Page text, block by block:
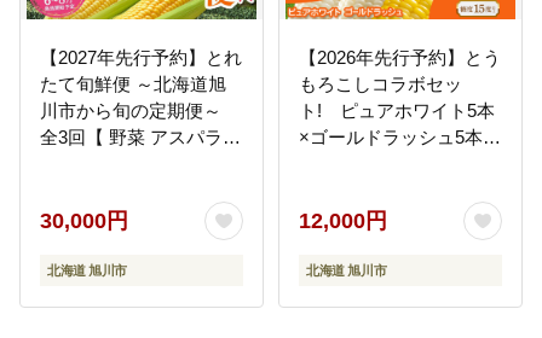
【2027年先行予約】とれ
たて旬鮮便 ～北海道旭
川市から旬の定期便～
全3回【 野菜 アスパラ
シュ とうもろこし 赤肉
メロン フルーツ 果物 旭
川市ふるさと納税 北海
30,000円
北海道 旭川市
【2026年先行予約】とう
もろこしコラボセッ
ト! ピュアホワイト5本
×ゴールドラッシュ5本
うもろこし 人気 北海道
産 糖度 生 野菜 スイート
コーン 産地直送 バーベ
12,000円
北海道 旭川市